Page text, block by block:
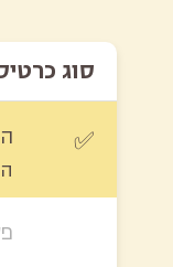
סוג
✅